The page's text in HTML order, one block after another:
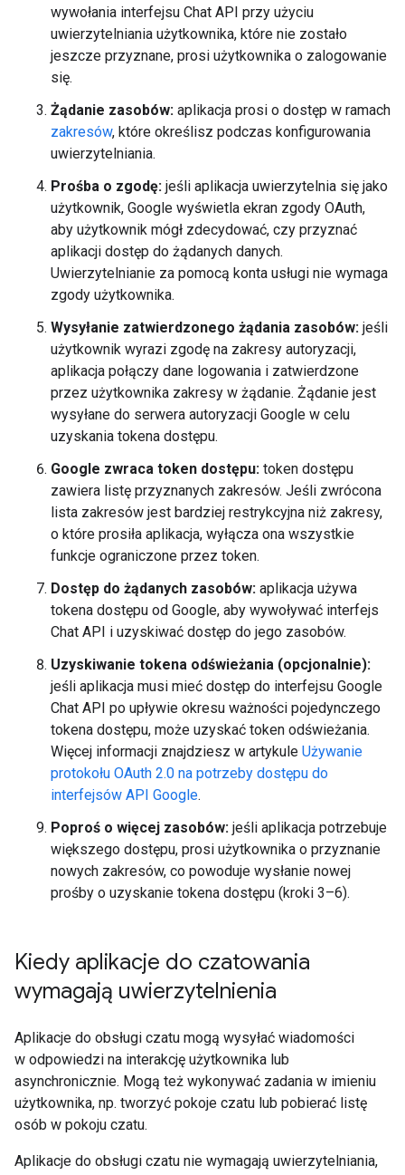
wywołania interfejsu Chat API przy użyciu
uwierzytelniania użytkownika, które nie zostało
jeszcze przyznane, prosi użytkownika o zalogowanie
się.
Żądanie zasobów: aplikacja prosi o dostęp w ramach
zakresów, które określisz podczas konfigurowania
uwierzytelniania.
Prośba o zgodę: jeśli aplikacja uwierzytelnia się jako
użytkownik, Google wyświetla ekran zgody OAuth,
aby użytkownik mógł zdecydować, czy przyznać
aplikacji dostęp do żądanych danych.
Uwierzytelnianie za pomocą konta usługi nie wymaga
zgody użytkownika.
Wysyłanie zatwierdzonego żądania zasobów: jeśli
użytkownik wyrazi zgodę na zakresy autoryzacji,
aplikacja połączy dane logowania i zatwierdzone
przez użytkownika zakresy w żądanie. Żądanie jest
wysyłane do serwera autoryzacji Google w celu
uzyskania tokena dostępu.
Google zwraca token dostępu: token dostępu
zawiera listę przyznanych zakresów. Jeśli zwrócona
lista zakresów jest bardziej restrykcyjna niż zakresy,
o które prosiła aplikacja, wyłącza ona wszystkie
funkcje ograniczone przez token.
Dostęp do żądanych zasobów: aplikacja używa
tokena dostępu od Google, aby wywoływać interfejs
Chat API i uzyskiwać dostęp do jego zasobów.
Uzyskiwanie tokena odświeżania (opcjonalnie):
jeśli aplikacja musi mieć dostęp do interfejsu Google
Chat API po upływie okresu ważności pojedynczego
tokena dostępu, może uzyskać token odświeżania.
Więcej informacji znajdziesz w artykule Używanie
protokołu OAuth 2.0 na potrzeby dostępu do
interfejsów API Google.
Poproś o więcej zasobów: jeśli aplikacja potrzebuje
większego dostępu, prosi użytkownika o przyznanie
nowych zakresów, co powoduje wysłanie nowej
prośby o uzyskanie tokena dostępu (kroki 3–6).
Kiedy aplikacje do czatowania
wymagają uwierzytelnienia
Aplikacje do obsługi czatu mogą wysyłać wiadomości
w odpowiedzi na interakcję użytkownika lub
asynchronicznie. Mogą też wykonywać zadania w imieniu
użytkownika, np. tworzyć pokoje czatu lub pobierać listę
osób w pokoju czatu.
Aplikacje do obsługi czatu nie wymagają uwierzytelniania,